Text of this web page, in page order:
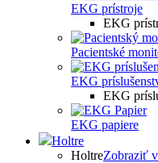
EKG prístroje
EKG
Pacientské
EKG
EKG
EKG papiere
Holtre
HoltreZobraziť